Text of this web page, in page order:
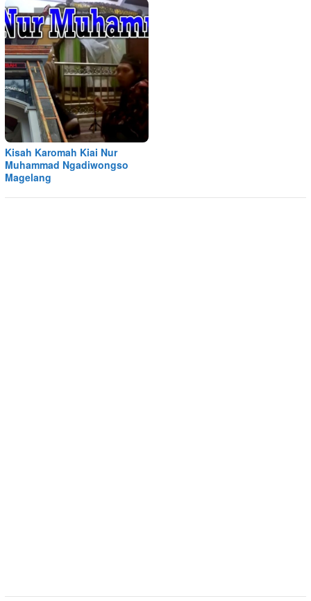
Kisah Karomah Kiai Nur
Muhammad Ngadiwongso
Magelang